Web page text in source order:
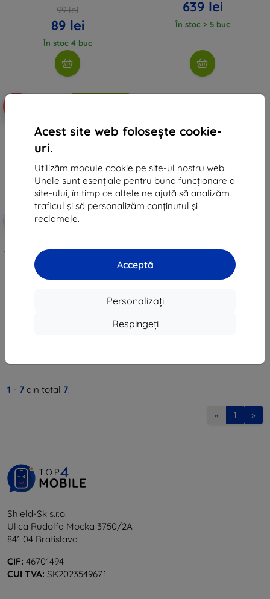
Acest site web folosește cookie-
uri.
Utilizăm module cookie pe site-ul nostru web.
Unele sunt esențiale pentru buna funcționare a
site-ului, în timp ce altele ne ajută să analizăm
traficul și să personalizăm conținutul și
reclamele.
Acceptă
Personalizați
Respingeți
99 lei
89 lei
În stoc 4 buc
639 lei
În stoc > 5 buc
Reducere
cu cupon
Anycubic Automatic Refill Kit for
the Photon Mono M7 Pro/M7 Max
419 lei
1 - 7 din total 7.
« 1 »
Shield-Sk s.r.o.
Ulica Rudolfa Mocka 3750/2A
841 04 Bratislava
CIF: 46701494
CUI TVA: SK2023549671